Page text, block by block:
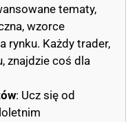
tematy,
wzorce
rynku. Każdy trader,
znajdzie coś dla
: Ucz się od